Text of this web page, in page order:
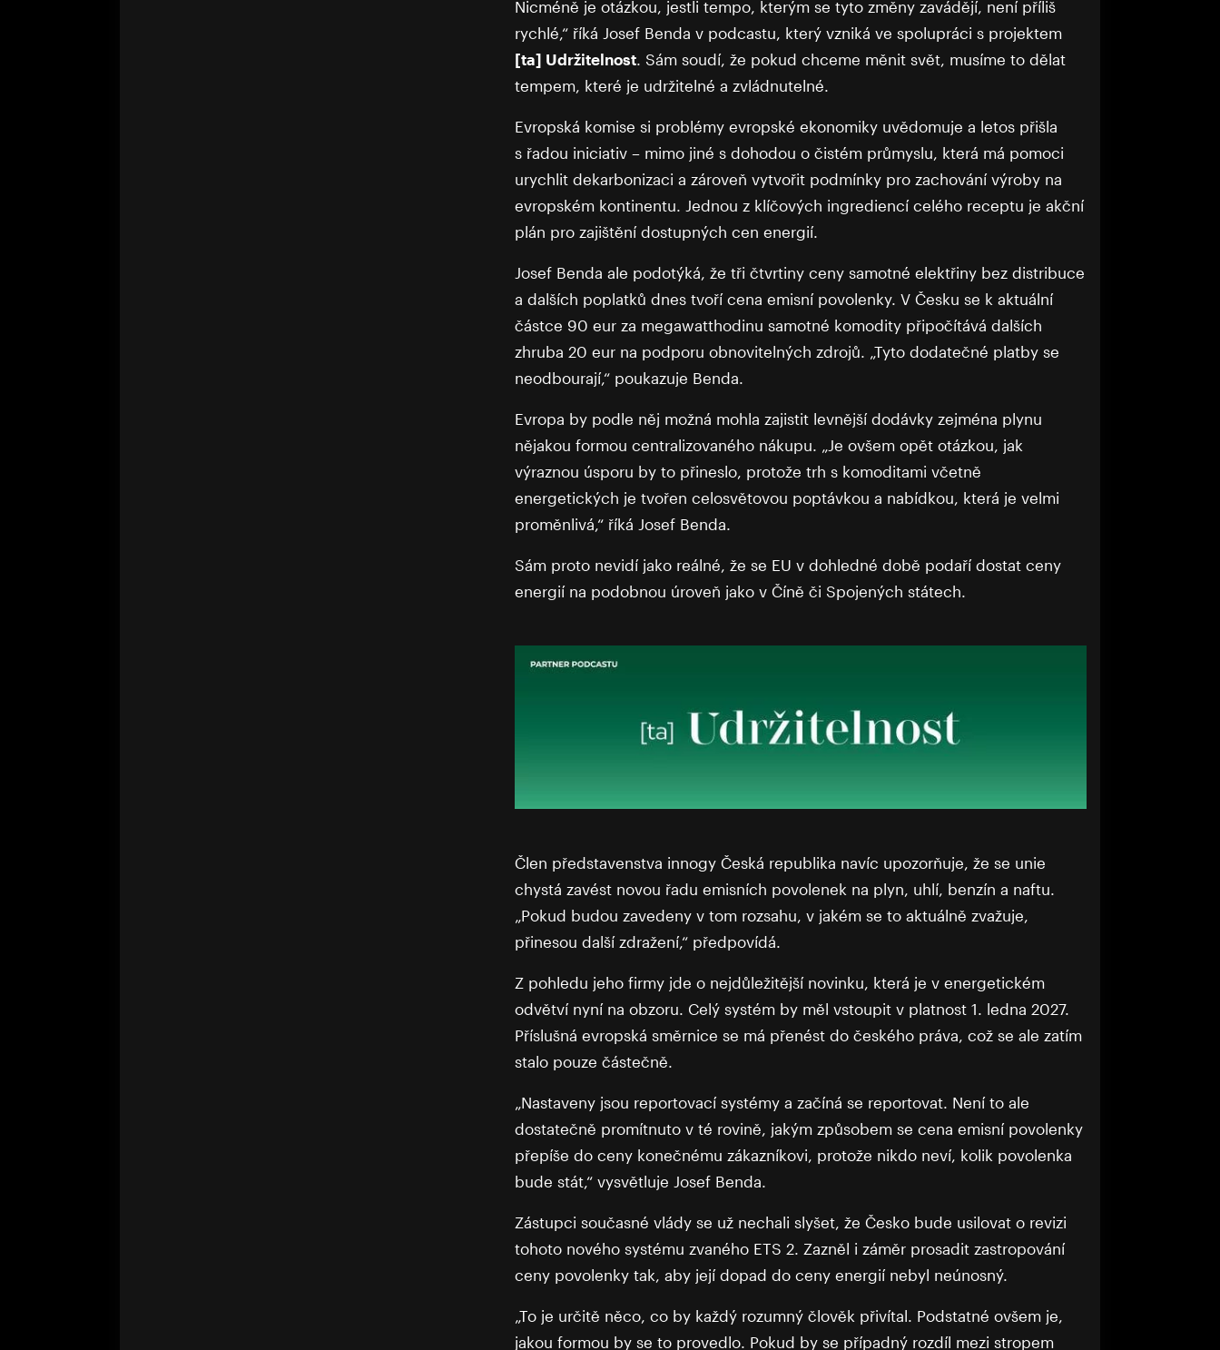
Nicméně je otázkou, jestli tempo, kterým se tyto změny zavádějí, není příliš
rychlé,“ říká Josef Benda v podcastu, který vzniká ve spolupráci s projektem
[ta] Udržitelnost . Sám soudí, že pokud chceme měnit svět, musíme to dělat
tempem, které je udržitelné a zvládnutelné.
Evropská komise si problémy evropské ekonomiky uvědomuje a letos přišla
s řadou iniciativ – mimo jiné s dohodou o čistém průmyslu, která má pomoci
urychlit dekarbonizaci a zároveň vytvořit podmínky pro zachování výroby na
evropském kontinentu. Jednou z klíčových ingrediencí celého receptu je akční
plán pro zajištění dostupných cen energií.
Josef Benda ale podotýká, že tři čtvrtiny ceny samotné elektřiny bez distribuce
a dalších poplatků dnes tvoří cena emisní povolenky. V Česku se k aktuální
částce 90 eur za megawatthodinu samotné komodity připočítává dalších
zhruba 20 eur na podporu obnovitelných zdrojů. „Tyto dodatečné platby se
neodbourají,“ poukazuje Benda.
Evropa by podle něj možná mohla zajistit levnější dodávky zejména plynu
nějakou formou centralizovaného nákupu. „Je ovšem opět otázkou, jak
výraznou úsporu by to přineslo, protože trh s komoditami včetně
energetických je tvořen celosvětovou poptávkou a nabídkou, která je velmi
proměnlivá,“ říká Josef Benda.
Sám proto nevidí jako reálné, že se EU v dohledné době podaří dostat ceny
energií na podobnou úroveň jako v Číně či Spojených státech.
Člen představenstva innogy Česká republika navíc upozorňuje, že se unie
chystá zavést novou řadu emisních povolenek na plyn, uhlí, benzín a naftu.
„Pokud budou zavedeny v tom rozsahu, v jakém se to aktuálně zvažuje,
přinesou další zdražení,“ předpovídá.
Z pohledu jeho firmy jde o nejdůležitější novinku, která je v energetickém
odvětví nyní na obzoru. Celý systém by měl vstoupit v platnost 1. ledna 2027.
Příslušná evropská směrnice se má přenést do českého práva, což se ale zatím
stalo pouze částečně.
„Nastaveny jsou reportovací systémy a začíná se reportovat. Není to ale
dostatečně promítnuto v té rovině, jakým způsobem se cena emisní povolenky
přepíše do ceny konečnému zákazníkovi, protože nikdo neví, kolik povolenka
bude stát,“ vysvětluje Josef Benda.
Zástupci současné vlády se už nechali slyšet, že Česko bude usilovat o revizi
tohoto nového systému zvaného ETS 2. Zazněl i záměr prosadit zastropování
ceny povolenky tak, aby její dopad do ceny energií nebyl neúnosný.
„To je určitě něco, co by každý rozumný člověk přivítal. Podstatné ovšem je,
jakou formou by se to provedlo. Pokud by se případný rozdíl mezi stropem